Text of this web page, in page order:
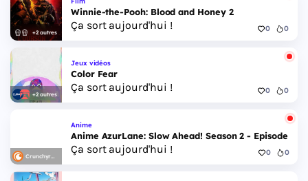
+2 autres
Winnie-the-Pooh: Blood and Honey 2
Ça sort aujourd'hui ! 0 0
+2 autres
Jeux vidéos
Color Fear
Ça sort aujourd'hui ! 0 0
Crunchyroll
Anime
Anime AzurLane: Slow Ahead! Season 2 - Episode 6
Ça sort aujourd'hui ! 0 0